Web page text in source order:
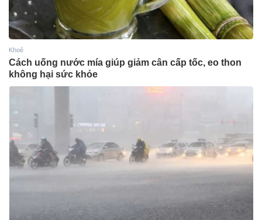
Khoẻ
Cách uống nước mía giúp giảm cân cấp tốc, eo thon
không hại sức khỏe